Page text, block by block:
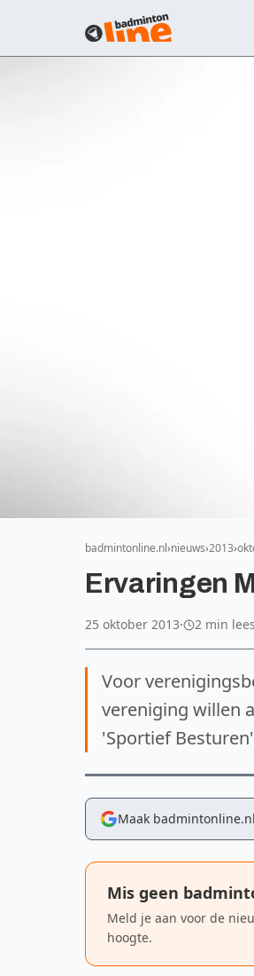
badmintonline.nl nieuws 2013
Ervaringen
25 oktober 2013· 2 min
Voor
vereniging willen
'Sportief
Maak
Mis geen
Meld je aan voor de
hoogte.